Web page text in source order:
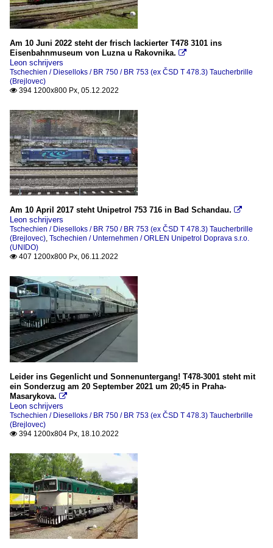
Am 10 Juni 2022 steht der frisch lackierter T478 3101 ins
Eisenbahnmuseum von Luzna u Rakovnika. 
Leon schrijvers
Tschechien / Dieselloks / BR 750 / BR 753 (ex ČSD T 478.3) Taucherbrille
(Brejlovec)
 394 1200x800 Px, 05.12.2022
Am 10 April 2017 steht Unipetrol 753 716 in Bad Schandau. 
Leon schrijvers
Tschechien / Dieselloks / BR 750 / BR 753 (ex ČSD T 478.3) Taucherbrille
(Brejlovec), Tschechien / Unternehmen / ORLEN Unipetrol Doprava s.r.o.
(UNIDO)
 407 1200x800 Px, 06.11.2022
Leider ins Gegenlicht und Sonnenuntergang! T478-3001 steht mit
ein Sonderzug am 20 September 2021 um 20;45 in Praha-
Masarykova. 
Leon schrijvers
Tschechien / Dieselloks / BR 750 / BR 753 (ex ČSD T 478.3) Taucherbrille
(Brejlovec)
 394 1200x804 Px, 18.10.2022